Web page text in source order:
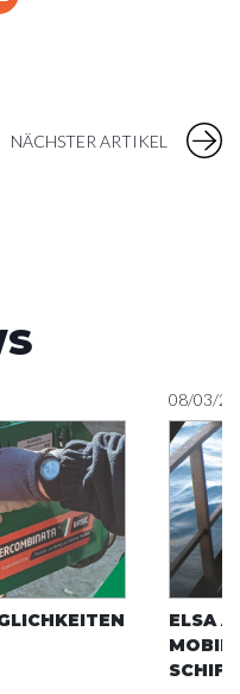
NÄCHSTER ARTIKEL
08/03/
ELSA